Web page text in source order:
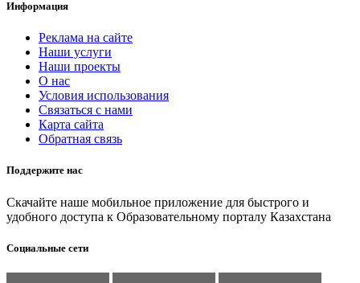
Информация
Реклама на сайте
Наши услуги
Наши проекты
О нас
Условия использования
Связаться с нами
Карта сайта
Обратная связь
Поддержите нас
Скачайте наше мобильное приложение для быстрого и
удобного доступа к Образовательному порталу Казахстана
Социальные сети